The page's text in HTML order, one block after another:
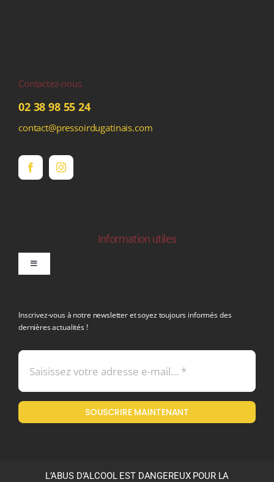
Contactez-nous
02 38 98 55 24
contact@pressoirdugatinais.com
Information utiles
Toggle
Mentions légales
Politique en matière de remboursements et de retours
Inscrivez-vous à notre newsletter et soyez toujours informés des
dernières actualités !
SOUSCRIRE MAINTENANT
L’ABUS D’ALCOOL EST DANGEREUX POUR LA